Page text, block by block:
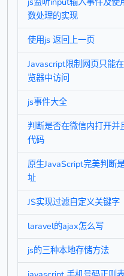
数处理的实现
使用js 返回上一页
Javascript限制网页只能
览器中访问
js事件大全
判断是否在微信内打开并
代码
原生JavaScript完美判断
址
JS实现过滤自定义关键字
laravel的ajax怎么写
js的三种本地存储方法